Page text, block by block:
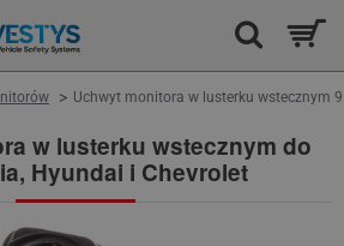
w lusterku wstecznym do
Hyundai i Chevrolet
Uchwyt monitora w lusterku wstecznym 9